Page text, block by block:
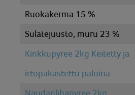
Ruokakerma 15 %
Sulatejuusto, muru 23 %
Kinkkupyree 2kg Keitetty ja
irtopakastettu paloina
Naudanlihapyree 2kg